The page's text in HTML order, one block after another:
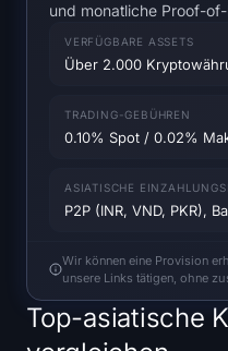
Krypto-Portfolio-Tracker
Krypto-Staking-Rechner
Über uns
Registrieren
Sprache
und monatliche Proof-
VERFÜGBARE ASSETS
Über 2.000
TRADING-GEBÜHREN
0.10% Spot / 0.02%
ASIATISCHE
P2P (INR, VND, PKR),
Wir können eine Provision
unsere Links tätigen, ohne
Top-asiatische